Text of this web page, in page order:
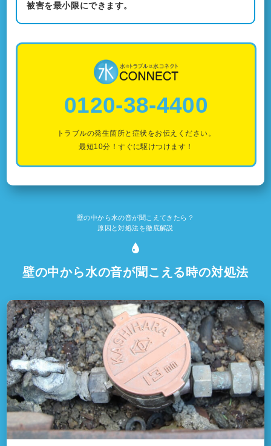
被害を最小限にできます。
0120-38-4400
トラブルの発生箇所と症状をお伝えください。
最短10分！すぐに駆けつけます！
壁の中から水の音が聞こえてきたら？
原因と対処法を徹底解説
壁の中から水の音が聞こえる時の対処法